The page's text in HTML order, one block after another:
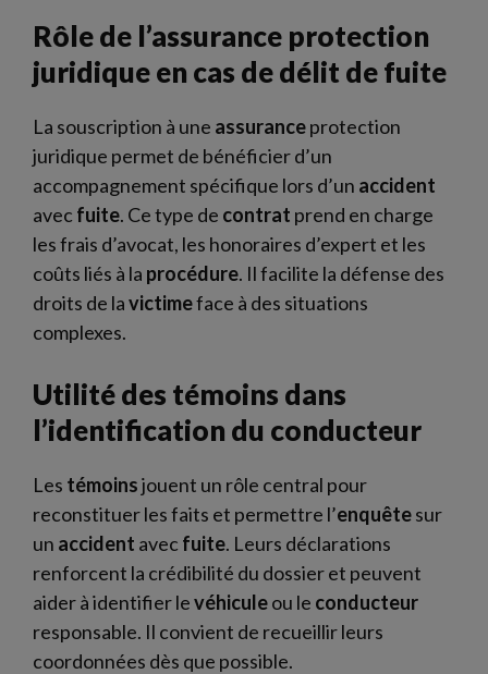
Rôle de l’assurance protection
juridique en cas de délit de fuite
La souscription à une assuranceprotection
juridique permet de bénéficier d’un
accompagnement spécifique lors d’un accident
avec fuite. Ce type de contrat prend en charge
les frais d’avocat, les honoraires d’expert et les
coûts liés à la procédure. Il facilite la défense des
droits de lavictimeface à des situations
complexes.
Utilité des témoins dans
l’identification du conducteur
Les témoinsjouent un rôle central pour
reconstituer les faits et permettre l’enquêtesur
un accident avec fuite. Leurs déclarations
renforcent la crédibilité du dossier et peuvent
aider à identifier levéhiculeou le conducteur
responsable. Il convient de recueillir leurs
coordonnées dès que possible.